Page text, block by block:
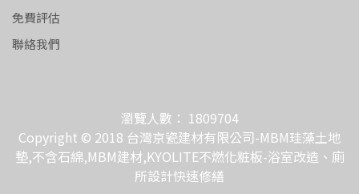
免費評估
聯絡我們
瀏覽人數： 1809704
Copyright © 2018 台灣京瓷建材有限公司-MBM珪藻土地
墊,不含石綿,MBM建材,KYOLITE不燃化粧板-浴室改造、廁
所設計快速修繕